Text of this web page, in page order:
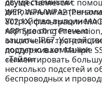
осуществляется с
WEP, WPA/WPA2
802.1X, фильтрации
ARP Spoofing
отключения
поддерживает Muliple
сегментировать
несколько подсетей и
беспроводных и